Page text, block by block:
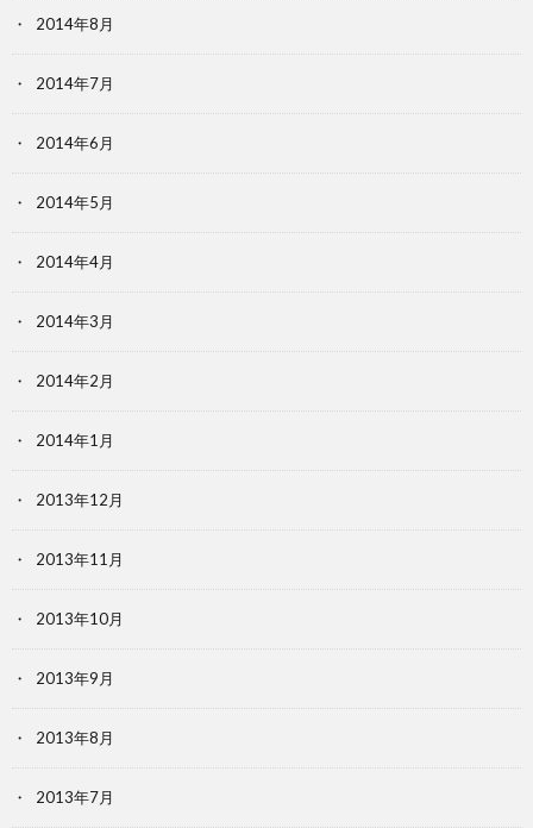
2014年8月
2014年7月
2014年6月
2014年5月
2014年4月
2014年3月
2014年2月
2014年1月
2013年12月
2013年11月
2013年10月
2013年9月
2013年8月
2013年7月